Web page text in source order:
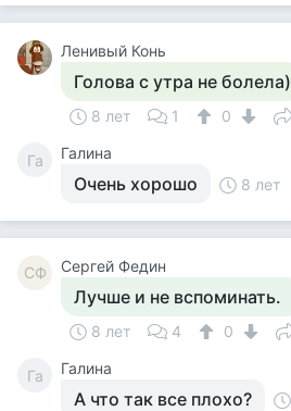
Ленивый Конь
Голова с утра не болела)
8 лет 1 0
Га Галина
Очень хорошо 8 лет
СФ Сергей Федин
Лучше и не вспоминать.
8 лет 4 0
Га Галина
А что так все плохо?